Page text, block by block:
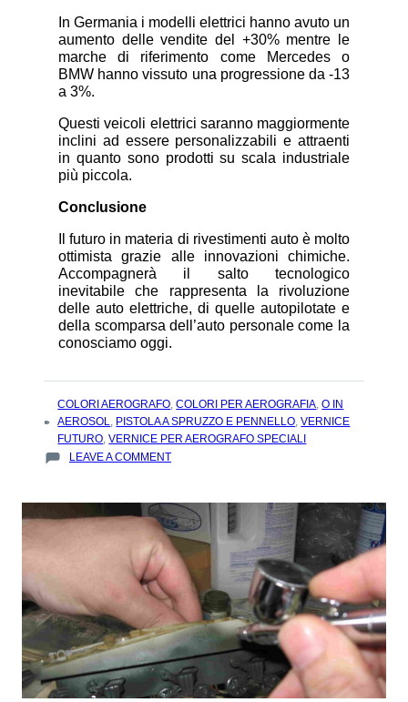
In Germania i modelli elettrici hanno avuto un
aumento delle vendite del +30% mentre le
marche di riferimento come Mercedes o
BMW hanno vissuto una progressione da -13
a 3%.
Questi veicoli elettrici saranno maggiormente
inclini ad essere personalizzabili e attraenti
in quanto sono prodotti su scala industriale
più piccola.
Conclusione
Il futuro in materia di rivestimenti auto è molto
ottimista grazie alle innovazioni chimiche.
Accompagnerà il salto tecnologico
inevitabile che rappresenta la rivoluzione
delle auto elettriche, di quelle autopilotate e
della scomparsa dell’auto personale come la
conosciamo oggi.
TAGS
:
COLORI AEROGRAFO,COLORI PER AEROGRAFIA,O IN
AEROSOL, PISTOLA A SPRUZZO E PENNELLO,VERNICE
FUTURO,VERNICE PER AEROGRAFO SPECIALI
LEAVE A COMMENTON
IL
FUTURO
DELLE
VERNICI
AUTO
?